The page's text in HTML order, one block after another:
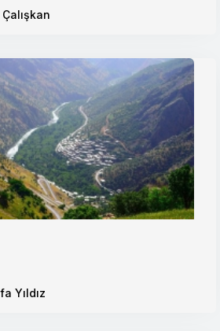
ve Türkiye
Geri Dönüyor
mı?
gösteriler neyin işareti?
Yıldız